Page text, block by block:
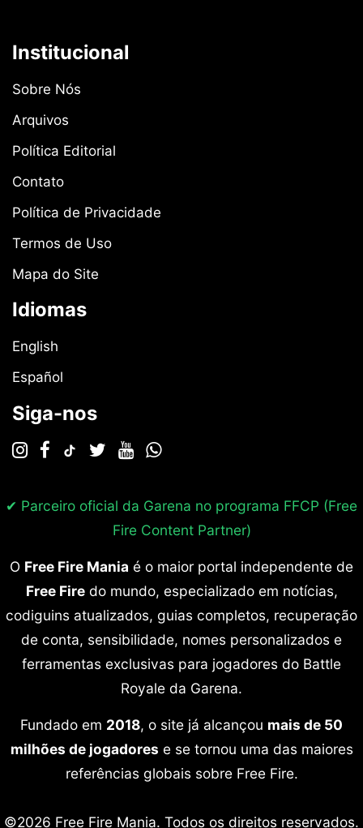
Institucional
Sobre Nós
Arquivos
Política Editorial
Contato
Política de Privacidade
Termos de Uso
Mapa do Site
Idiomas
English
Español
Siga-nos
✔ Parceiro oficial da Garena no programa FFCP (Free
Fire Content Partner)
O Free Fire Mania é o maior portal independente de
Free Firedo mundo, especializado em notícias,
codiguins atualizados, guias completos, recuperação
de conta, sensibilidade, nomes personalizados e
ferramentas exclusivas para jogadores do Battle
Royale da Garena.
Fundado em 2018, o site já alcançou mais de 50
milhões de jogadores e se tornou uma das maiores
referências globais sobre Free Fire.
©2026 Free Fire Mania. Todos os direitos reservados.